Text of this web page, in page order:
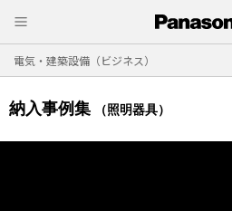
電気・建築設備（ビジネス）
納入事例集 （照明器具）